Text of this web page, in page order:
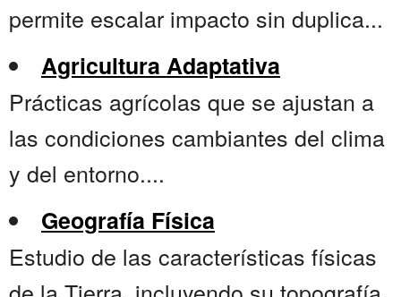
permite escalar impacto sin duplica...
Agricultura Adaptativa
Prácticas agrícolas que se ajustan a
las condiciones cambiantes del clima
y del entorno....
Geografía Física
Estudio de las características físicas